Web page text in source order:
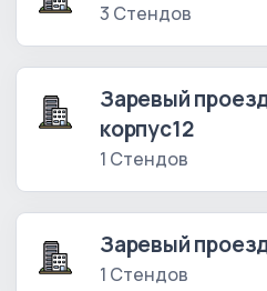
3 Стендов
Заревый
корпус12
1 Стендов
Заревый
1 Стендов